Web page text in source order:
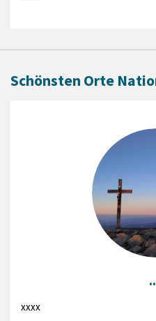
Schönsten Orte
xxxx